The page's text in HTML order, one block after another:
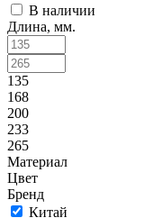
В наличии
Длина, мм.
135
168
200
233
265
Материал
Цвет
Бренд
Китай